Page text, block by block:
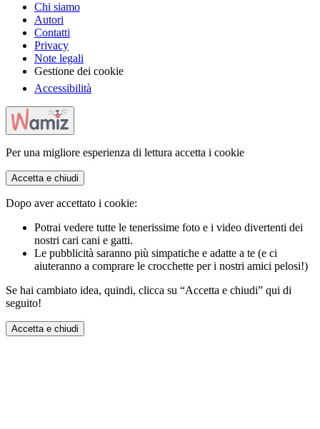
Chi siamo
Autori
Contatti
Privacy
Note legali
Gestione dei cookie
Accessibilità
Per una migliore esperienza di lettura accetta i cookie
Accetta e chiudi
Dopo aver accettato i cookie:
Potrai vedere tutte le tenerissime foto e i video divertenti dei
nostri cari cani e gatti.
Le pubblicità saranno più simpatiche e adatte a te (e ci
aiuteranno a comprare le crocchette per i nostri amici pelosi!)
Se hai cambiato idea, quindi, clicca su “Accetta e chiudi” qui di
seguito!
Accetta e chiudi